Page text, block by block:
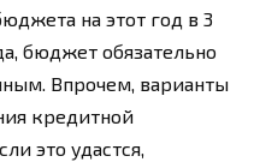
на этот год в 3
бюджет обязательно
Впрочем, варианты
кредитной
это удастся,